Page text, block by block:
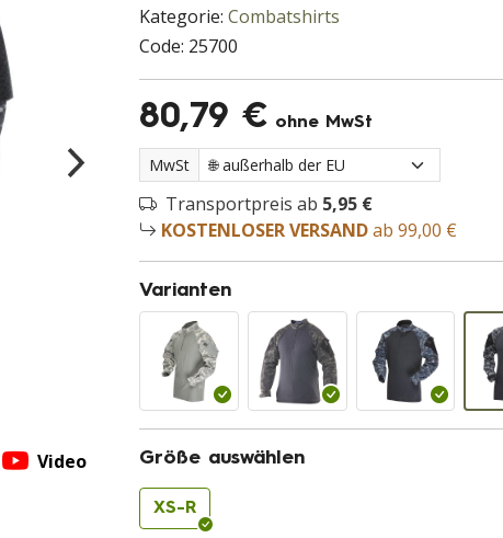
Kategorie: Combatshirts
Code: 25700
80,79 € ohne MwSt
MwSt
Transportpreis ab 5,95 €
KOSTENLOSER VERSANDab 99,00 €
Varianten
Größe auswählen
XS-R
Video